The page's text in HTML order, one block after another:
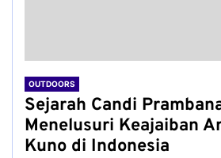
OUTDOORS
Sejarah Candi
Menelusuri Keajaiban
Kuno di Indonesia